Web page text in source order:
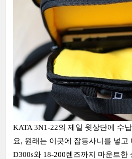
KATA 3N1-22의 제일 윗상단에 수
요, 원래는 이곳에 잡동사니를 넣고
D300s와 18-200렌즈까지 마운트한